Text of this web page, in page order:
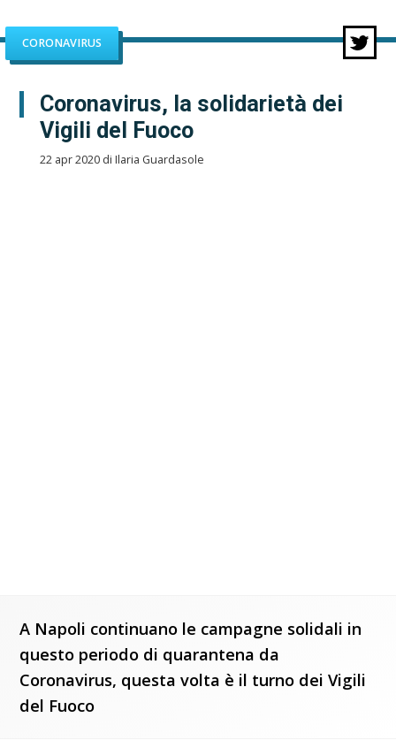
CORONAVIRUS
Coronavirus, la solidarietà dei
Vigili del Fuoco
22 apr 2020 di Ilaria Guardasole
A Napoli continuano le campagne solidali in
questo periodo di quarantena da
Coronavirus, questa volta è il turno dei Vigili
del Fuoco